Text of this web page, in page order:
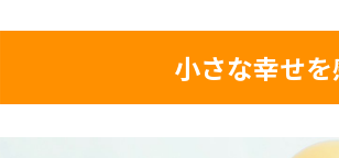
小さな幸せ